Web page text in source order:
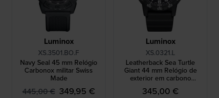
Luminox
XS.3501.BO.F
Navy Seal 45 mm Relógio
Carbonox militar Swiss
Made
445,00 € 349,95 €
Luminox
XS.0321.L
Leatherback Sea Turtle
Giant 44 mm Relógio de
exterior em carbono
fabricado na Suíça
345,00 €